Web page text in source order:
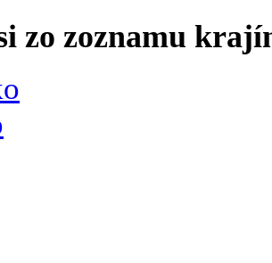
zo zoznamu